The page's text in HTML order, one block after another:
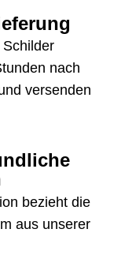
nach
versenden
bezieht die
aus unserer